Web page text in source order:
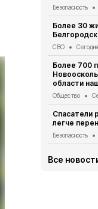
Безопасность
Более 30
СВО
Более 700
области
Общество
Спасатели
легче
Безопасность
Все